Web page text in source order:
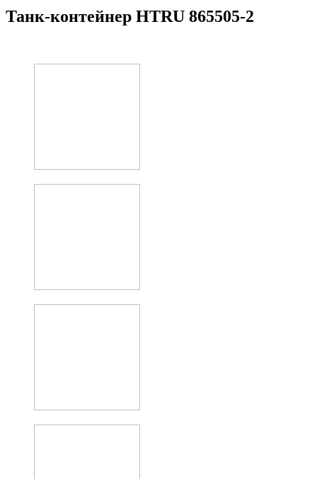
Танк-контейнер HTRU 865505-2